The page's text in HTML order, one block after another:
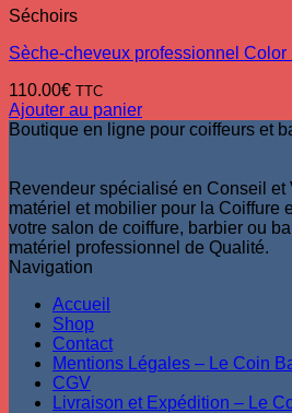
Séchoirs
Sèche-cheveux professionnel Color
110.00€ TTC
Ajouter au panier
Boutique en ligne pour coiffeurs et
Revendeur spécialisé en Conseil et
matériel et mobilier pour la Coiffure
votre salon de coiffure, barbier ou
matériel professionnel de Qualité.
Navigation
Accueil
Shop
Contact
Mentions Légales – Le Coin
CGV
Livraison et Expédition – Le